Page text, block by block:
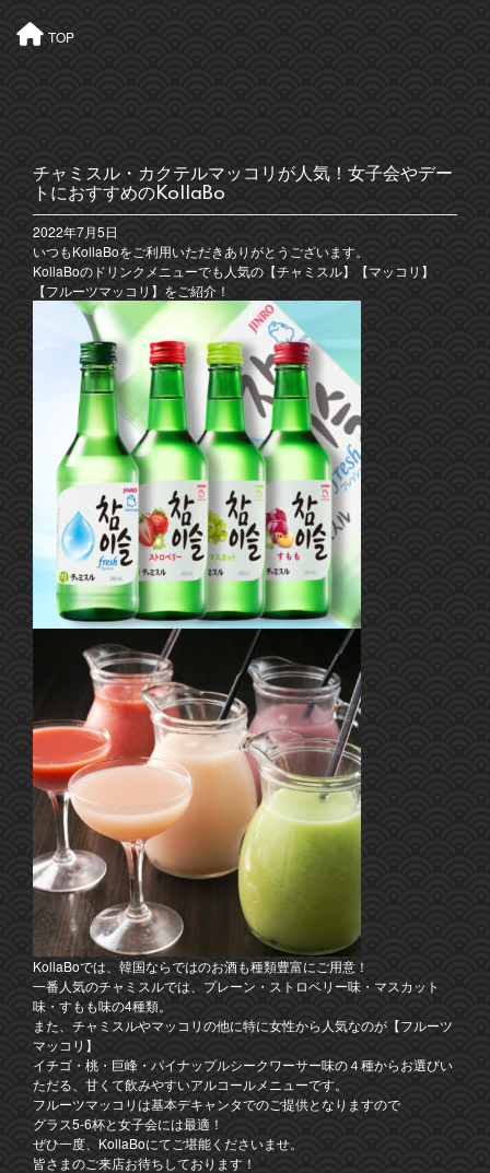
TOP
チャミスル・カクテルマッコリが人気！女子会やデー
トにおすすめのKollaBo
2022年7月5日
いつもKollaBoをご利用いただきありがとうございます。
KollaBoのドリンクメニューでも人気の【チャミスル】【マッコリ】
【フルーツマッコリ】をご紹介！
KollaBoでは、韓国ならではのお酒も種類豊富にご用意！
一番人気のチャミスルでは、プレーン・ストロベリー味・マスカット
味・すもも味の4種類。
また、チャミスルやマッコリの他に特に女性から人気なのが【フルーツ
マッコリ】
イチゴ・桃・巨峰・パイナップルシークワーサー味の４種からお選びい
ただる、甘くて飲みやすいアルコールメニューです。
フルーツマッコリは基本デキャンタでのご提供となりますので
グラス5-6杯と女子会には最適！
ぜひ一度、KollaBoにてご堪能くださいませ。
皆さまのご来店お待ちしております！